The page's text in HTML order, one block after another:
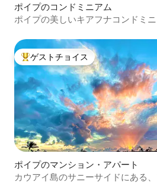
ポイプのコンドミニアム
ポイプの美しいキアフナコンドミ
大好評のゲストチョイスです。
ゲストチョイス
ポイプのマンション・アパート
カウアイ島のサニーサイドにある